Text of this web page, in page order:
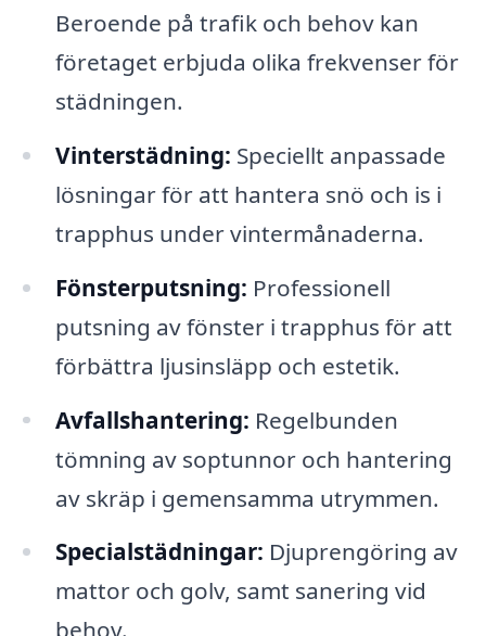
Beroende på trafik och behov kan
företaget erbjuda olika frekvenser för
städningen.
Vinterstädning: Speciellt anpassade
lösningar för att hantera snö och is i
trapphus under vintermånaderna.
Fönsterputsning: Professionell
putsning av fönster i trapphus för att
förbättra ljusinsläpp och estetik.
Avfallshantering: Regelbunden
tömning av soptunnor och hantering
av skräp i gemensamma utrymmen.
Specialstädningar: Djuprengöring av
mattor och golv, samt sanering vid
behov.